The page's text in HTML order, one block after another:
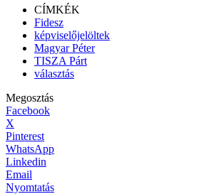
CÍMKÉK
Fidesz
képviselőjelöltek
Magyar Péter
TISZA Párt
választás
Megosztás
Facebook
X
Pinterest
WhatsApp
Linkedin
Email
Nyomtatás